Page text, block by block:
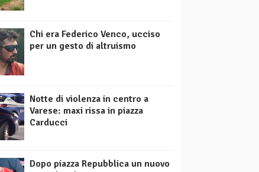
Chi era Federico Venco, ucciso
per un gesto di altruismo
Notte di violenza in centro a
Varese: maxi rissa in piazza
Carducci
Dopo piazza Repubblica un nuovo